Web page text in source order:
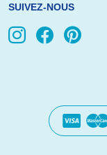
SUIVEZ-NOUS